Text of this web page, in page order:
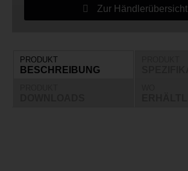
Zur Händlerübersicht
PRODUKT
BESCHREIBUNG